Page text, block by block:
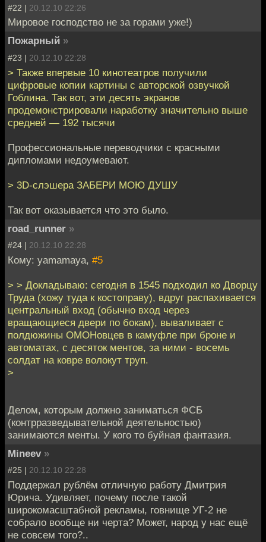
#22 | 20.12.10 22:26
Мировое господство не за горами уже!)
Пожарный »
#23 | 20.12.10 22:28
> Также впервые 10 кинотеатров получили
цифровые копии картины с авторской озвучкой
Гоблина. Так вот, эти десять экранов
продемонстрировали наработку значительно выше
средней — 192 тысячи
Профессиональные переводчики с красными
дипломами недоумевают.
> 3D-слэшера ЗАБЕРИ МОЮ ДУШУ
Так вот оказывается что это было.
road_runner »
#24 | 20.12.10 22:28
Кому: yamamaya, #5
> > Докладываю: сегодня в 1545 подходил ко Дворцу
Труда (хожу туда к костоправу), вдруг распахивается
центральный вход (обычно вход через
вращающиеся двери по бокам), вываливает с
полдюжины ОМОНовцев в камуфле при броне и
автоматах, с десяток ментов, за ними - восемь
солдат на ковре волокут труп.
>
Делом, которым должно заниматься ФСБ
(контрразведывательной деятельностью)
занимаются менты. У кого то буйная фантазия.
Mineev »
#25 | 20.12.10 22:28
Поддержал рублём отличную работу Дмитрия
Юрича. Удивляет, почему после такой
широкомасштабной рекламы, говнище УГ-2 не
собрало вообще ни черта? Может, народ у нас ещё
не совсем того?..